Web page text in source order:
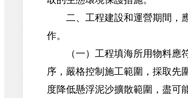
二、工程建設和運營期間，應
作。
（一）工程填海所用物料應符
序，嚴格控制施工範圍，採取先
度降低懸浮泥沙擴散範圍，盡可